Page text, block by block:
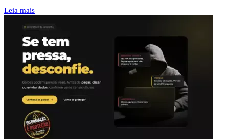
Leia mais